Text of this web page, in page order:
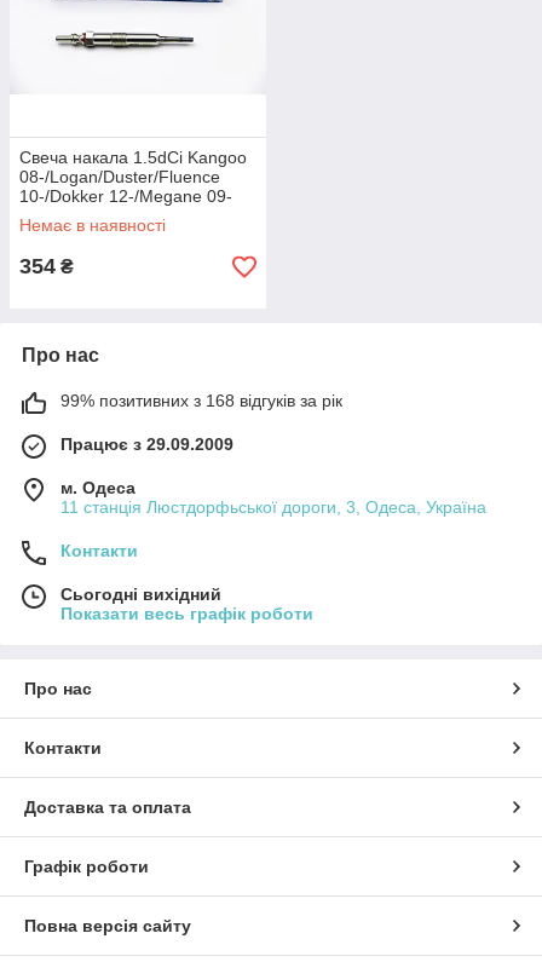
Свеча накала 1.5dCi Kangoo
08-/Logan/Duster/Fluence
10-/Dokker 12-/Megane 09-
New Crew GZ015
Немає в наявності
354 ₴
Про нас
99% позитивних з 168 відгуків за рік
Працює з 29.09.2009
м. Одеса
11 станція Люстдорфьської дороги, 3, Одеса, Україна
Контакти
Сьогодні вихідний
Показати весь графік роботи
Про нас
Контакти
Доставка та оплата
Графік роботи
Повна версія сайту